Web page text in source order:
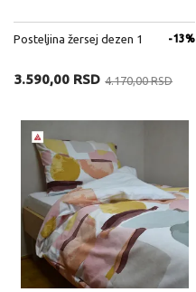
Posteljina žersej dezen 1 -13%
3.590,00 RSD 4.170,00 RSD